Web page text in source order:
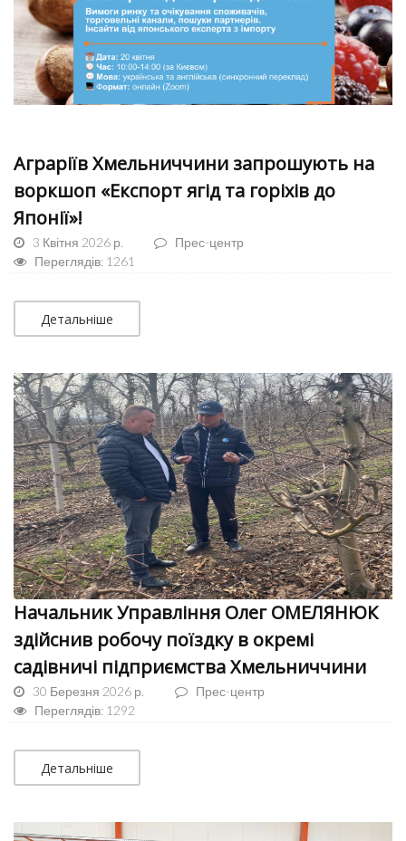
Аграріїв Хмельниччини запрошують на
воркшоп «Експорт ягід та горіхів до
Японії»!
3 Квітня 2026 р.
Прес-центр
Переглядів: 1261
Детальніше
Начальник Управління Олег ОМЕЛЯНЮК
здійснив робочу поїздку в окремі
садівничі підприємства Хмельниччини
30 Березня 2026 р.
Прес-центр
Переглядів: 1292
Детальніше